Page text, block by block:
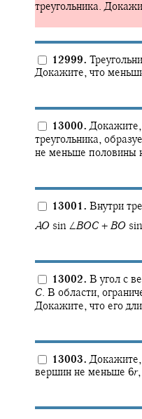
треугольника.
12999.
Докажите, что
13000. Докажите,
треугольника,
не меньше половины
13001. Внутри
AO sin ∠BOC + BO
13002. В угол с
C. В области,
Докажите, что его
13003. Докажите,
вершин не меньше 6r,